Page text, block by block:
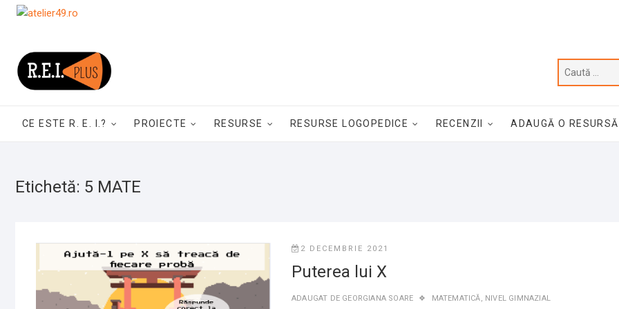
Skip
CE ESTE R. E. I.? PROIECTE RESURSE RESURSE LOGOPEDICE RECENZII ADAUGĂ O RESURSĂ
Etichetă: 5 MATE
2 DECEMBRIE 2021
Puterea lui X
ADAUGAT DE GEORGIANA SOARE MATEMATICĂ, NIVEL GIMNAZIAL